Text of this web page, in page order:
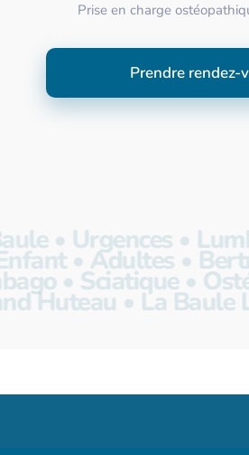
• Urgences •
• Adultes •
• Sciatique •
Huteau • La Baule
Prise en charge
Prendre rendez-